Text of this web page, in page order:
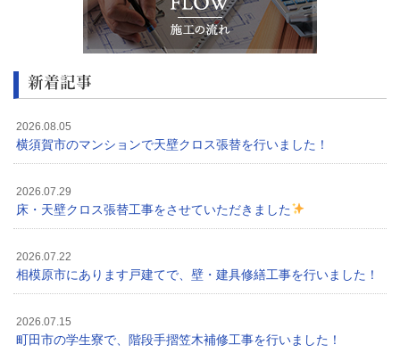
新着記事
2026.08.05
横須賀市のマンションで天壁クロス張替を行いました！
2026.07.29
床・天壁クロス張替工事をさせていただきました
2026.07.22
相模原市にあります戸建てで、壁・建具修繕工事を行いました！
2026.07.15
町田市の学生寮で、階段手摺笠木補修工事を行いました！